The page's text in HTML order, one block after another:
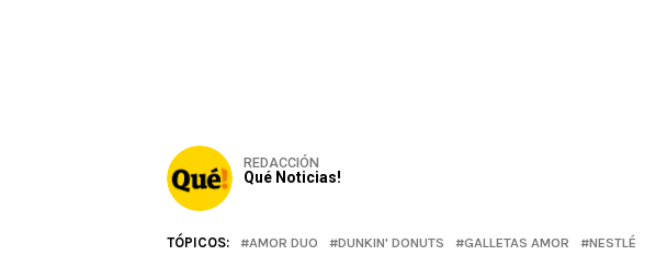
REDACCIÓN
Qué Noticias!
TÓPICOS: AMOR DUO DUNKIN' DONUTS GALLETAS AMOR NESTLÉ